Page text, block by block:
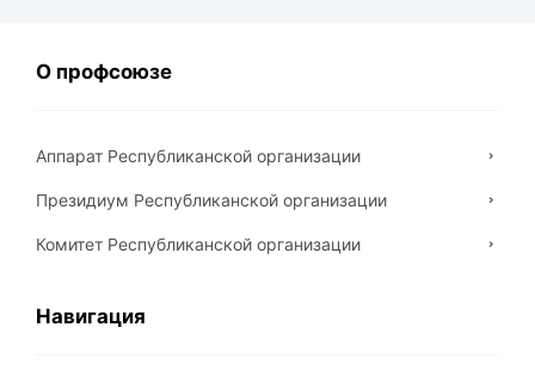
О профсоюзе
Аппарат Республиканской организации
Президиум Республиканской организации
Комитет Республиканской организации
Навигация